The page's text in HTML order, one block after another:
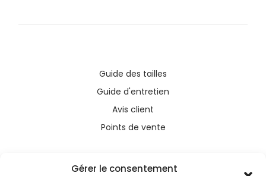
Gérer le consentement
Guide des tailles
Guide d'entretien
Avis client
Points de vente